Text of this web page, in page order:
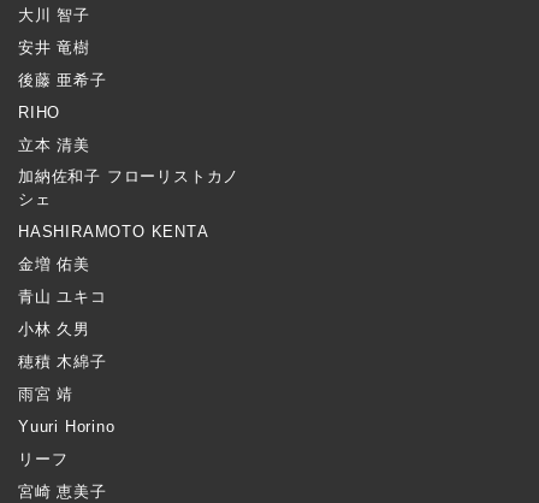
大川 智子
安井 竜樹
後藤 亜希子
RIHO
立本 清美
加納佐和子 フローリストカノ
シェ
HASHIRAMOTO KENTA
金増 佑美
青山 ユキコ
小林 久男
穂積 木綿子
雨宮 靖
Yuuri Horino
リーフ
宮崎 恵美子